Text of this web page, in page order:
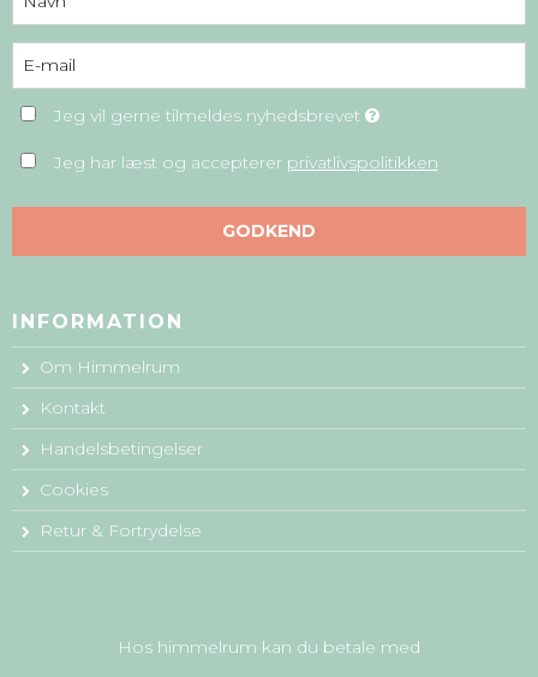
Jeg vil gerne tilmeldes nyhedsbrevet
Jeg har læst og accepterer privatlivspolitikken
GODKEND
INFORMATION
Om Himmelrum
Kontakt
Handelsbetingelser
Cookies
Retur & Fortrydelse
Hos himmelrum kan du betale med